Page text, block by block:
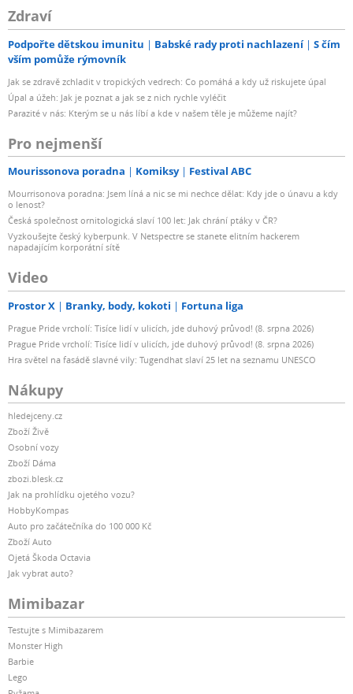
Zdraví
Podpořte dětskou imunitu Babské rady proti nachlazení
S čím
vším pomůže rýmovník
Jak se zdravě zchladit v tropických vedrech: Co pomáhá a kdy už riskujete úpal
Úpal a úžeh: Jak je poznat a jak se z nich rychle vyléčit
Parazité v nás: Kterým se u nás líbí a kde v našem těle je můžeme najít?
Pro nejmenší
Mourissonova poradna Komiksy Festival ABC
Mourrisonova poradna: Jsem líná a nic se mi nechce dělat: Kdy jde o únavu a kdy
o lenost?
Česká společnost ornitologická slaví 100 let: Jak chrání ptáky v ČR?
Vyzkoušejte český kyberpunk. V Netspectre se stanete elitním hackerem
napadajícím korporátní sítě
Video
Prostor X Branky, body, kokoti Fortuna liga
Prague Pride vrcholí: Tisíce lidí v ulicích, jde duhový průvod! (8. srpna 2026)
Prague Pride vrcholí: Tisíce lidí v ulicích, jde duhový průvod! (8. srpna 2026)
Hra světel na fasádě slavné vily: Tugendhat slaví 25 let na seznamu UNESCO
Nákupy
hledejceny.cz
Zboží Živě
Osobní vozy
Zboží Dáma
zbozi.blesk.cz
Jak na prohlídku ojetého vozu?
HobbyKompas
Auto pro začátečníka do 100 000 Kč
Zboží Auto
Ojetá Škoda Octavia
Jak vybrat auto?
Mimibazar
Testujte s Mimibazarem
Monster High
Barbie
Lego